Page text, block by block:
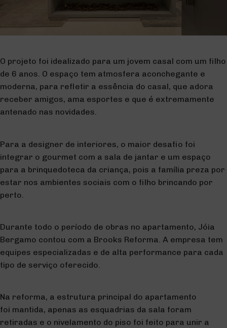
O projeto foi idealizado para um jovem casal com um filho
de 6 anos. O espaço tem atmosfera aconchegante e
moderna, para refletir a essência do casal, que adora
receber amigos, ama esportes e que é extremamente
antenado nas novidades.
Para a designer de interiores, o maior desafio foi
integrar o gourmet com a sala de jantar e um espaço
para a brinquedoteca da criança, pois a família preza por
estar nos ambientes sociais com o filho brincando por
perto.
Durante todo o período de obras no apartamento, Jóia
Bergamo contou com a Brooks Reforma. A empresa tem
equipes especializadas e de alta performance para cada
tipo de serviço oferecido.
Na reforma, a estrutura principal do apartamento
foi mantida, apenas as esquadrias da sala foram
retiradas e o nivelamento do piso foi feito para unir a